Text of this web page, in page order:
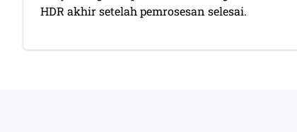
HDR akhir setelah pemrosesan selesai.